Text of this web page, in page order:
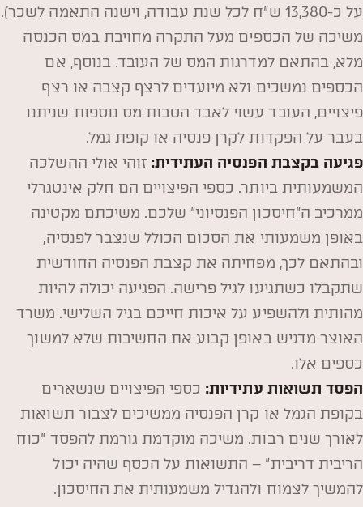
על כ-13,380 ש"ח לכל שנת עבודה, וישנה התאמה לשכר).
משיכה של הכספים מעל התקרה מחויבת במס הכנסה
מלא, בהתאם למדרגות המס של העובד. בנוסף, אם
הכספים נמשכים ולא מיועדים לרצף קצבה או רצף
פיצויים, העובד עשוי לאבד הטבות מס נוספות שניתנו
בעבר על הפקדות לקרן פנסיה או קופת גמל.
פגיעה בקצבת הפנסיה העתידית: זוהי אולי ההשלכה
המשמעותית ביותר. כספי הפיצויים הם חלק אינטגרלי
ממרכיב ה"חיסכון הפנסיוני" שלכם. משיכתם מקטינה
באופן משמעותי את הסכום הכולל שנצבר לפנסיה,
ובהתאם לכך, מפחיתה את קצבת הפנסיה החודשית
שתקבלו כשתגיעו לגיל פרישה. הפגיעה יכולה להיות
מהותית ולהשפיע על איכות חייכם בגיל השלישי. משרד
האוצר מדגיש באופן קבוע את החשיבות שלא למשוך
כספים אלו.
הפסד תשואות עתידיות: כספי הפיצויים שנשארים
בקופת הגמל או קרן הפנסיה ממשיכים לצבור תשואות
לאורך שנים רבות. משיכה מוקדמת גורמת להפסד "כוח
הריבית דריבית" – התשואות על הכסף שהיה יכול
להמשיך לצמוח ולהגדיל משמעותית את החיסכון.